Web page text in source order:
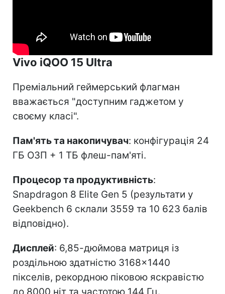
Vivo iQOO 15 Ultra
Преміальний геймерський флагман
вважається "доступним гаджетом у
своєму класі".
Пам'ять та накопичувач: конфігурація 24
ГБ ОЗП + 1 ТБ флеш-пам'яті.
Процесор та продуктивність:
Snapdragon 8 Elite Gen 5 (результати у
Geekbench 6 склали 3559 та 10 623 балів
відповідно).
Дисплей: 6,85-дюймова матриця із
роздільною здатністю 3168×1440
пікселів, рекордною піковою яскравістю
до 8000 ніт та частотою 144 Гц.